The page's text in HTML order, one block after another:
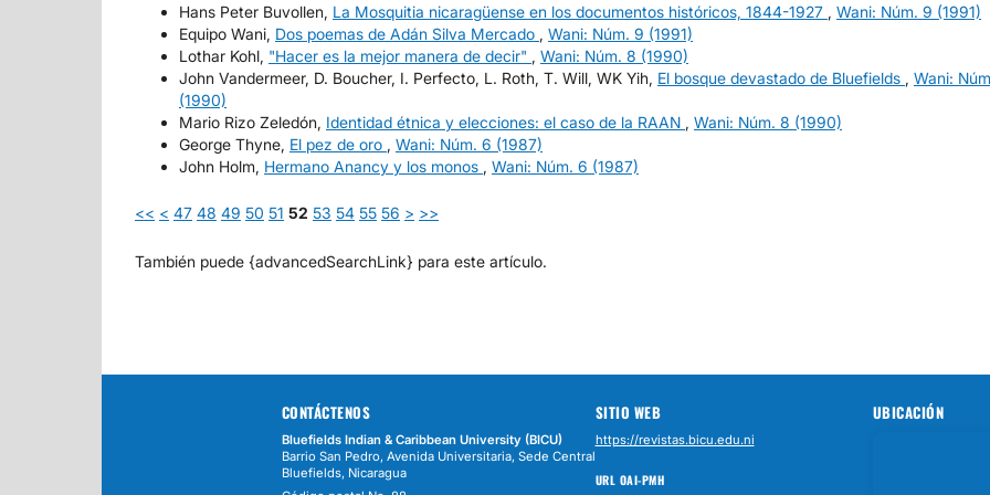
Hans Peter Buvollen, La Mosquitia nicaragüense en los documentos históricos, 1844-1927 , Wani: Núm. 9 (1991)
Equipo Wani, Dos poemas de Adán Silva Mercado , Wani: Núm. 9 (1991)
Lothar Kohl, "Hacer es la mejor manera de decir" , Wani: Núm. 8 (1990)
John Vandermeer, D. Boucher, I. Perfecto, L. Roth, T. Will, WK Yih, El bosque devastado de Bluefields , Wani:
(1990)
Mario Rizo Zeledón, Identidad étnica y elecciones: el caso de la RAAN , Wani: Núm. 8 (1990)
George Thyne, El pez de oro , Wani: Núm. 6 (1987)
John Holm, Hermano Anancy y los monos , Wani: Núm. 6 (1987)
<< < 47 48 49 50 51 52 53 54 55 56 > >>
También puede {advancedSearchLink} para este artículo.
CONTÁCTENOS
Bluefields Indian & Caribbean University (BICU)
Barrio San Pedro, Avenida Universitaria, Sede Central
Bluefields, Nicaragua
SITIO WEB
https://revistas.bicu.edu.ni
URL OAI-PMH
UBICACIÓN